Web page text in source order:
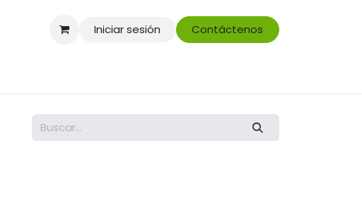
Iniciar sesión Contáctenos